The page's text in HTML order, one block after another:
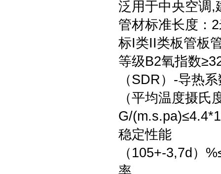
泛用于中央空调
管材标准长度：
标I类II类板管板
等级B2氧指数
（SDR）-导热
（平均温度摄
G/
稳定性能
（105+-3,7d）
率